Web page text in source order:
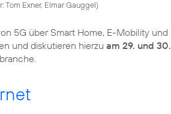
Tom Exner, Elmar Gauggel)
5G über Smart Home, E-Mobility und
und diskutieren hierzu am 29. und 30.